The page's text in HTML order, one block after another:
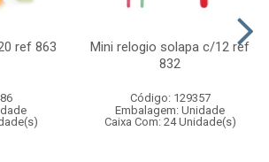
ref 863
Mini relogio solapa c/12 ref
832
Código: 129357
Embalagem: Unidade
Caixa Com: 24 Unidade(s)